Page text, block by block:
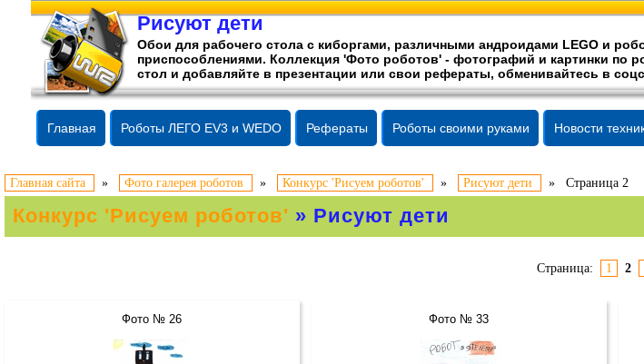
Рисуют дети
Обои для рабочего стола c киборгами, различными андроидами LEGO и
приспособлениями. Коллекция 'Фото роботов' - фотографий и картинки по
стол и добавляйте в презентации или свои рефераты, обменивайтесь в
Главная Роботы ЛЕГО EV3 и WEDO Рефераты Роботы своими руками Новости
Главная сайта » Фото галерея роботов » Конкурс 'Рисуем роботов' » Рисуют дети » Страница 2
Конкурс 'Рисуем роботов' » Рисуют дети
Страница: 1 2
Фото № 26 Фото № 33